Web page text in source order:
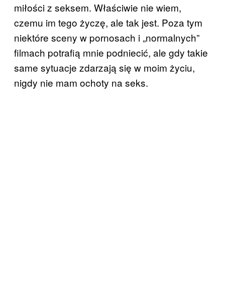
miłości z seksem. Właściwie nie wiem,
czemu im tego życzę, ale tak jest. Poza tym
niektóre sceny w pornosach i „normalnych”
filmach potrafią mnie podniecić, ale gdy takie
same sytuacje zdarzają się w moim życiu,
nigdy nie mam ochoty na seks.